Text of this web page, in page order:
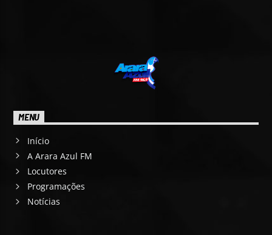
MENU
Início
A Arara Azul FM
Locutores
Programações
Notícias